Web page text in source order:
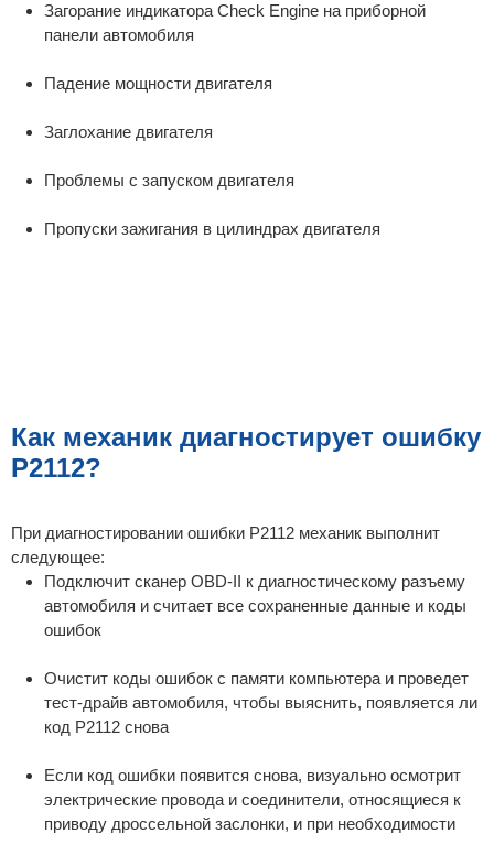
Загорание индикатора Check Engine на приборной
панели автомобиля
Падение мощности двигателя
Заглохание двигателя
Проблемы с запуском двигателя
Пропуски зажигания в цилиндрах двигателя
Как механик диагностирует ошибку
P2112?
При диагностировании ошибки P2112 механик выполнит
следующее:
Подключит сканер OBD-II к диагностическому разъему
автомобиля и считает все сохраненные данные и коды
ошибок
Очистит коды ошибок с памяти компьютера и проведет
тест-драйв автомобиля, чтобы выяснить, появляется ли
код P2112 снова
Если код ошибки появится снова, визуально осмотрит
электрические провода и соединители, относящиеся к
приводу дроссельной заслонки, и при необходимости